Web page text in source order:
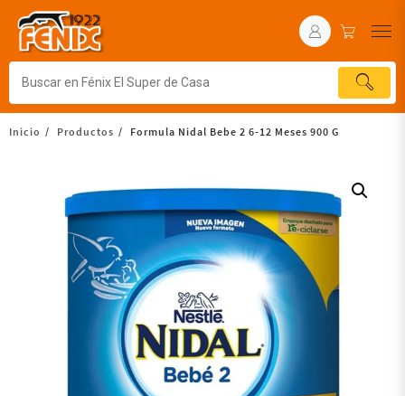
Inicio Productos Formula Nidal Bebe 2 6-12 Meses 900 G